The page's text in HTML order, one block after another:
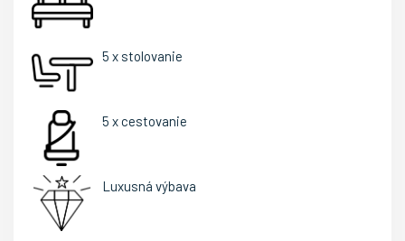
5 x stolovanie
5 x cestovanie
Luxusná výbava